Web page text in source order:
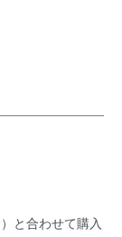
と合わせて購入